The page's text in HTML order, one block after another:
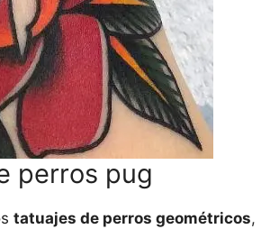
perros pug
tatuajes de perros geométricos,